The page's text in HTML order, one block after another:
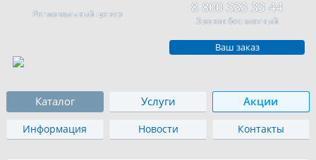
Региональный центр 8 800 333 33 44
Звонок бесплатный
Ваш заказ
Каталог Услуги Акции
Информация Новости Контакты